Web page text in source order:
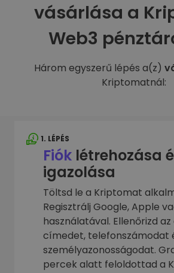
vásárlása a
Web3
Három egyszerű lépés a(z)
Kriptomatnál:
1. LÉPÉS
Fiók létrehozása
igazolása
Töltsd le a Kriptomat
Regisztrálj Google, Apple
használatával. Ellenőrizd
címedet, telefonszámodat
személyazonosságodat.
percek alatt feloldottad a